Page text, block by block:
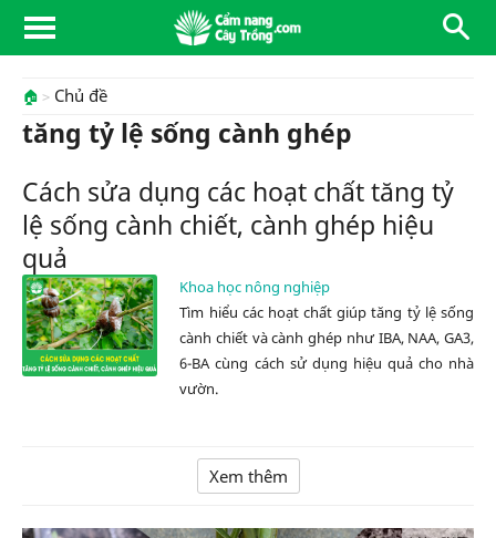
🏠 Chủ đề
tăng tỷ lệ sống cành ghép
Cách sửa dụng các hoạt chất tăng tỷ
lệ sống cành chiết, cành ghép hiệu
quả
Khoa học nông nghiệp
Tìm hiểu các hoạt chất giúp tăng tỷ lệ sống
cành chiết và cành ghép như IBA, NAA, GA3,
6-BA cùng cách sử dụng hiệu quả cho nhà
vườn.
Xem thêm